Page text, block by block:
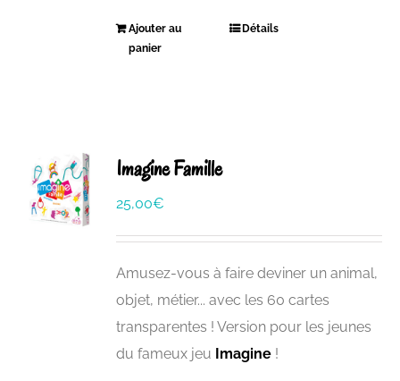
Ajouter au
panier
Détails
Imagine Famille
25,00€
Amusez-vous à faire deviner un animal,
objet, métier... avec les 60 cartes
transparentes ! Version pour les jeunes
du fameux jeu Imagine !